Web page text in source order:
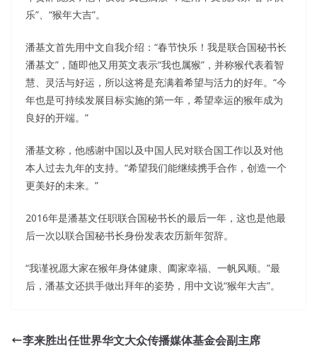
乐”、“猴年大吉”。
潘基文首先用中文自我介绍：“春节快乐！我是联合国秘书长
潘基文”，随即他又用英文表示“我也属猴”，并称猴代表着智
慧、灵活与好运，所以这将是充满着希望与活力的好年。“今
年也是可持续发展目标实施的第一年，希望幸运的猴年成为
良好的开端。”
潘基文称，他感谢中国以及中国人民对联合国工作以及对他
本人过去九年的支持。“希望我们能继续携手合作，创造一个
更美好的未来。”
2016年是潘基文任职联合国秘书长的最后一年，这也是他最
后一次以联合国秘书长身份发表农历新年贺辞。
“我谨祝愿大家在猴年身体健康、阖家幸福、一帆风顺。”最
后，潘基文还拱手做出拜年的姿势，用中文说“猴年大吉”。
李来胜出任世界华文大众传播媒体基金会副主席